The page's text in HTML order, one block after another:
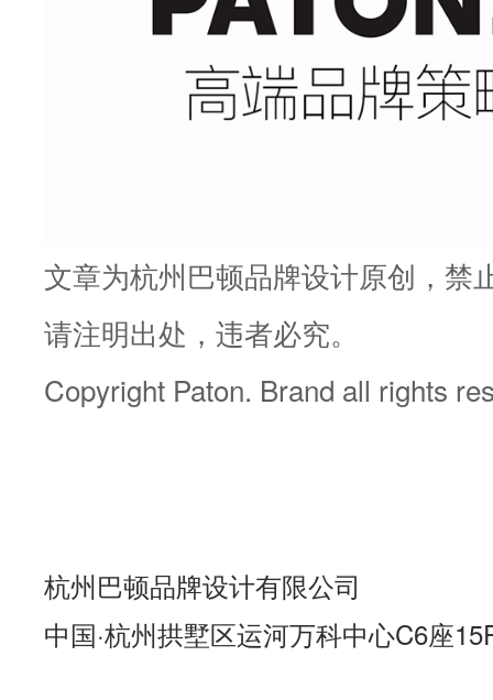
文章为杭州巴顿品牌设计原创，禁
请注明出处，违者必究。
Copyright Paton. Brand all rights
杭州巴顿品牌设计有限公司
中国·杭州拱墅区运河万科中心C6座